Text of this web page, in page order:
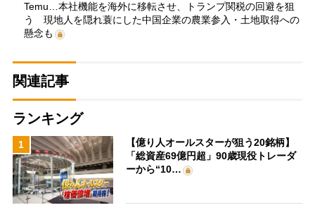
Temu…本社機能を海外に移転させ、トランプ関税の回避を狙
う 現地人を隠れ蓑にした中国企業の農業参入・土地取得への
懸念も
関連記事
ランキング
1
【億り人オールスターが狙う20銘柄】
「総資産69億円超」90歳現役トレーダ
ーから“10…